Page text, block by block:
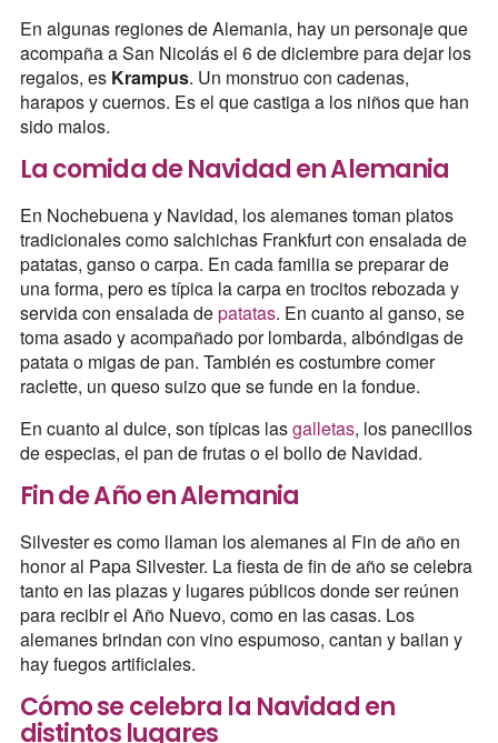
En algunas regiones de Alemania, hay un personaje que
acompaña a San Nicolás el 6 de diciembre para dejar los
regalos, es Krampus. Un monstruo con cadenas,
harapos y cuernos. Es el que castiga a los niños que han
sido malos.
La comida de Navidad en Alemania
En Nochebuena y Navidad, los alemanes toman platos
tradicionales como salchichas Frankfurt con ensalada de
patatas, ganso o carpa. En cada familia se preparar de
una forma, pero es típica la carpa en trocitos rebozada y
servida con ensalada depatatas. En cuanto al ganso, se
toma asado y acompañado por lombarda, albóndigas de
patata o migas de pan. También es costumbre comer
raclette, un queso suizo que se funde en la fondue.
En cuanto al dulce, son típicas lasgalletas, los panecillos
de especias, el pan de frutas o el bollo de Navidad.
Fin de Año en Alemania
Silvester es como llaman los alemanes al Fin de año en
honor al Papa Silvester. La fiesta de fin de año se celebra
tanto en las plazas y lugares públicos donde ser reúnen
para recibir el Año Nuevo, como en las casas. Los
alemanes brindan con vino espumoso, cantan y bailan y
hay fuegos artificiales.
Cómo se celebra la Navidad en
distintos lugares